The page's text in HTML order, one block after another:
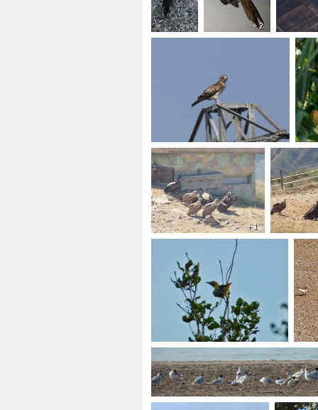
+ 2
+ 1